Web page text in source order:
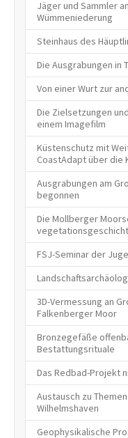
Jäger und Sammler
Wümmeniederung
Steinhaus des
Die Ausgrabungen
Von einer Wurt zur
Die Zielsetzungen
einem Imagefilm
Küstenschutz mit
CoastAdapt über die
Ausgrabungen am
begonnen
Die Mollberger
FSJ-Seminar der
3D-Vermessung an
Falkenberger Moor
Bronzegefäße
Bestattungsrituale
Das Redbad-Projekt
Austausch zu
Wilhelmshaven
Geophysikalische